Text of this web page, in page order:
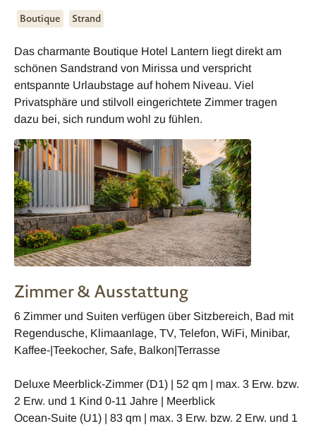
Boutique Strand
Das charmante Boutique Hotel Lantern liegt direkt am
schönen Sandstrand von Mirissa und verspricht
entspannte Urlaubstage auf hohem Niveau. Viel
Privatsphäre und stilvoll eingerichtete Zimmer tragen
dazu bei, sich rundum wohl zu fühlen.
Zimmer & Ausstattung
6 Zimmer und Suiten verfügen über Sitzbereich, Bad mit
Regendusche, Klimaanlage, TV, Telefon, WiFi, Minibar,
Kaffee-|Teekocher, Safe, Balkon|Terrasse
Deluxe Meerblick-Zimmer (D1) | 52 qm | max. 3 Erw. bzw.
2 Erw. und 1 Kind 0-11 Jahre | Meerblick
Ocean-Suite (U1) | 83 qm | max. 3 Erw. bzw. 2 Erw. und 1